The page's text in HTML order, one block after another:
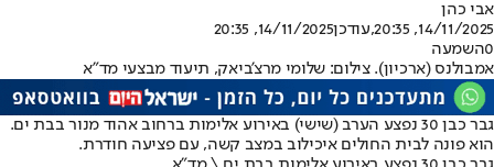
אבי כהן
14/11/2025, 20:35
,עודכן14/11/2025, 20:35
0השמעה
אמבולנס (ארכיון). צילום: שלומי מרצ'ביאק, תיעוד מבצעי מד"א
גבר כבן 30 נפצע הערב (שישי) באירוע אלימות ברחוב אהוד מנור בבת ים.
הוא פונה לבית החולים איכילוב במצב קשה, עם פציעה חודרת.